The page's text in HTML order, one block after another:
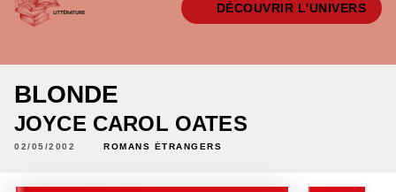
DÉCOUVRIR L'UNIVERS
BLONDE
JOYCE CAROL OATES
02/05/2002 ROMANS ÉTRANGERS